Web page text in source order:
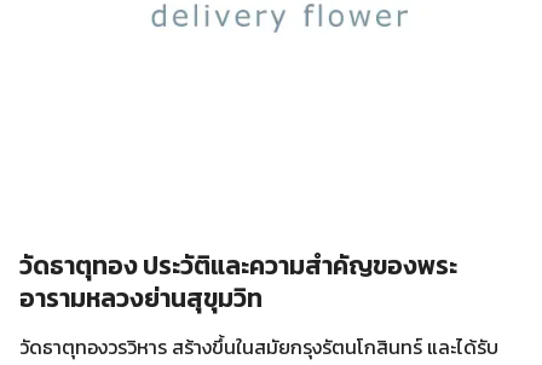
วัดธาตุทอง ประวัติและความสำคัญของพระ
อารามหลวงย่านสุขุมวิท
วัดธาตุทองวรวิหาร สร้างขึ้นในสมัยกรุงรัตนโกสินทร์ และได้รับ